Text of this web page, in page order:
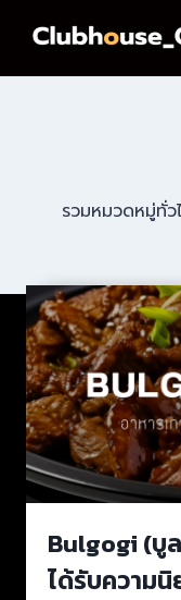
รวมหมวดหมู่ทั่
Bulgogi (บู
ได้รับความ